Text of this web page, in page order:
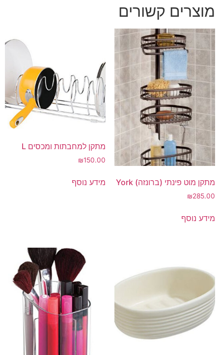
מוצרים קשורים
מתקן מוט פינתי (ברונזה) York
₪285.00
מידע נוסף
מתקן למחבתות ומכסים L
₪150.00
מידע נוסף